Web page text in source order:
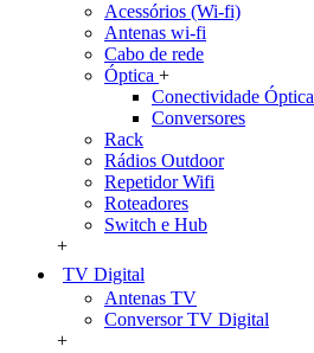
Acessórios (Wi-fi)
Antenas wi-fi
Cabo de rede
Óptica +
Conectividade Óptica
Conversores
Rack
Rádios Outdoor
Repetidor Wifi
Roteadores
Switch e Hub
+
TV Digital
Antenas TV
Conversor TV Digital
+